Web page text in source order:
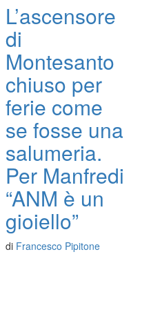
L’ascensore
di
Montesanto
chiuso per
ferie come
se fosse una
salumeria.
Per Manfredi
“ANM è un
gioiello”
di Francesco Pipitone